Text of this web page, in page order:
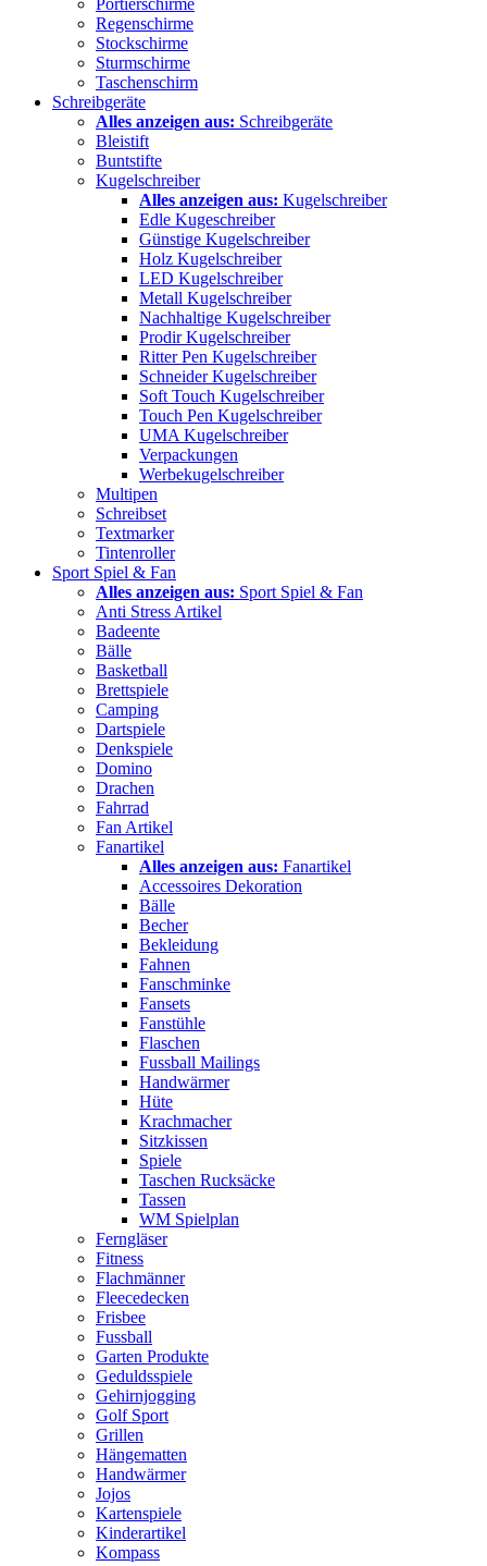
Portierschirme
Regenschirme
Stockschirme
Sturmschirme
Taschenschirm
Schreibgeräte
Alles anzeigen aus: Schreibgeräte
Bleistift
Buntstifte
Kugelschreiber
Alles anzeigen aus: Kugelschreiber
Edle Kugeschreiber
Günstige Kugelschreiber
Holz Kugelschreiber
LED Kugelschreiber
Metall Kugelschreiber
Nachhaltige Kugelschreiber
Prodir Kugelschreiber
Ritter Pen Kugelschreiber
Schneider Kugelschreiber
Soft Touch Kugelschreiber
Touch Pen Kugelschreiber
UMA Kugelschreiber
Verpackungen
Werbekugelschreiber
Multipen
Schreibset
Textmarker
Tintenroller
Sport Spiel & Fan
Alles anzeigen aus: Sport Spiel & Fan
Anti Stress Artikel
Badeente
Bälle
Basketball
Brettspiele
Camping
Dartspiele
Denkspiele
Domino
Drachen
Fahrrad
Fan Artikel
Fanartikel
Alles anzeigen aus: Fanartikel
Accessoires Dekoration
Bälle
Becher
Bekleidung
Fahnen
Fanschminke
Fansets
Fanstühle
Flaschen
Fussball Mailings
Handwärmer
Hüte
Krachmacher
Sitzkissen
Spiele
Taschen Rucksäcke
Tassen
WM Spielplan
Ferngläser
Fitness
Flachmänner
Fleecedecken
Frisbee
Fussball
Garten Produkte
Geduldsspiele
Gehirnjogging
Golf Sport
Grillen
Hängematten
Handwärmer
Jojos
Kartenspiele
Kinderartikel
Kompass